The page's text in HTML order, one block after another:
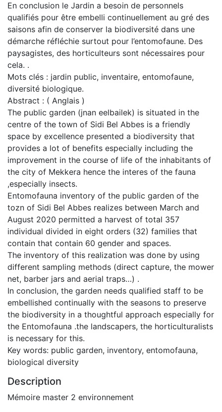
En conclusion le Jardin a besoin de personnels
qualifiés pour être embelli continuellement au gré des
saisons afin de conserver la biodiversité dans une
démarche réfléchie surtout pour l’entomofaune. Des
paysagistes, des horticulteurs sont nécessaires pour
cela. .
Mots clés : jardin public, inventaire, entomofaune,
diversité biologique.
Abstract : ( Anglais )
The public garden (jnan eelbailek) is situated in the
centre of the town of Sidi Bel Abbes is a friendly
space by excellence presented a biodiversity that
provides a lot of benefits especially including the
improvement in the course of life of the inhabitants of
the city of Mekkera hence the interes of the fauna
,especially insects.
Entomofauna inventory of the public garden of the
tozn of Sidi Bel Abbes realizes between March and
August 2020 permitted a harvest of total 357
individual divided in eight orders (32) families that
contain that contain 60 gender and spaces.
The inventory of this realization was done by using
different sampling methods (direct capture, the mower
net, barber jars and aerial traps…) .
In conclusion, the garden needs qualified staff to be
embellished continually with the seasons to preserve
the biodiversity in a thoughtful approach especially for
the Entomofauna .the landscapers, the horticulturalists
is necessary for this.
Key words: public garden, inventory, entomofauna,
biological diversity
Description
Mémoire master 2 environnement